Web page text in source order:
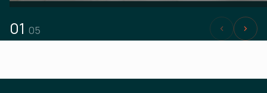
01 05